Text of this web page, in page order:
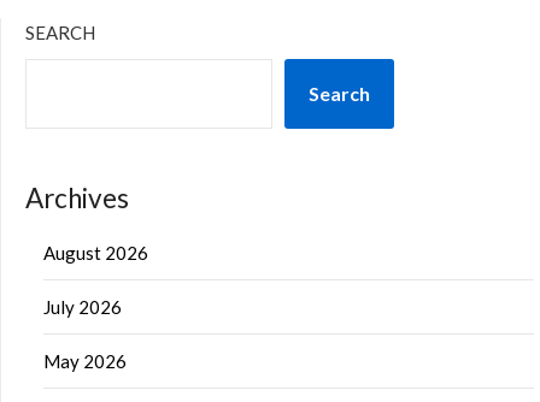
SEARCH
Search
Archives
August 2026
July 2026
May 2026